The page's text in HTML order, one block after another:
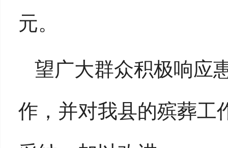
元。
望广大群众积极响应
作，并对我县的殡葬工